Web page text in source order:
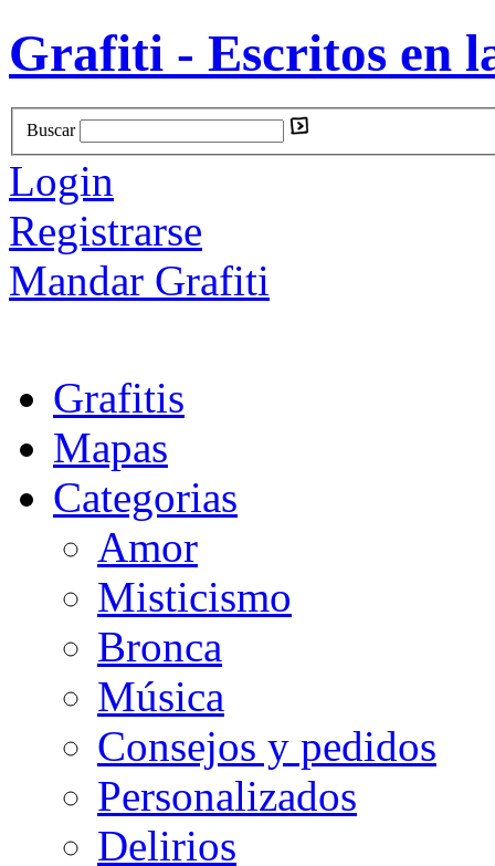
Grafiti - Escritos en
Buscar
Login
Registrarse
Mandar Grafiti
Grafitis
Mapas
Categorias
Amor
Misticismo
Bronca
Música
Consejos y pedidos
Personalizados
Delirios